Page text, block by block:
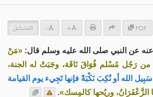
PDF
+
- التشكيل
عن النبي صلى الله عليه وسلم قال: «مَنْ
من رَجُل مُسْلم فُوَاقَ نَاقَة، وجَبَتْ له الجنة،
الله أو نُكِبَ نَكْبَةً فإنها تَجِيء يوم القيامة
الزَّعْفَرَانُ، وريُحها كالمِسك».